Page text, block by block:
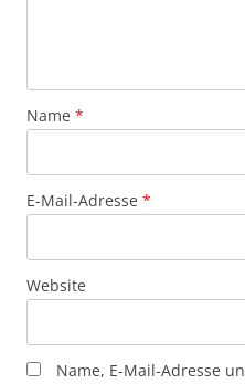
Name *
E-Mail-Adresse *
Website
Name, E-Mail-Adresse